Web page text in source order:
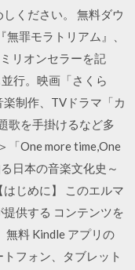
ください。 無料ダウ
罪モラトリアム』、
リオンセラーを記
行。映画「さくら
制作、TVドラマ「カ
歌を手掛けるなど多
「One more time,One
日本の音楽文化史～
じめに】 このエルマ
供する コンテンツを
無料 Kindle アプリの
フォン、タブレット